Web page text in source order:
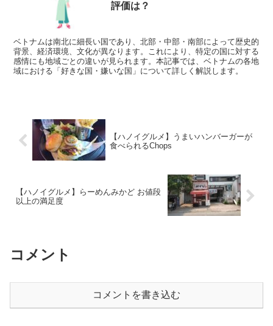
評価は？
ベトナムは南北に細長い国であり、北部・中部・南部によって歴史的
背景、経済環境、文化が異なります。これにより、特定の国に対する
感情にも地域ごとの違いが見られます。本記事では、ベトナムの各地
域における「好きな国・嫌いな国」について詳しく解説します。
【ハノイグルメ】うまいハンバーガーが
食べられるChops
【ハノイグルメ】らーめんみかど お値段
以上の満足度
コメント
コメントを書き込む